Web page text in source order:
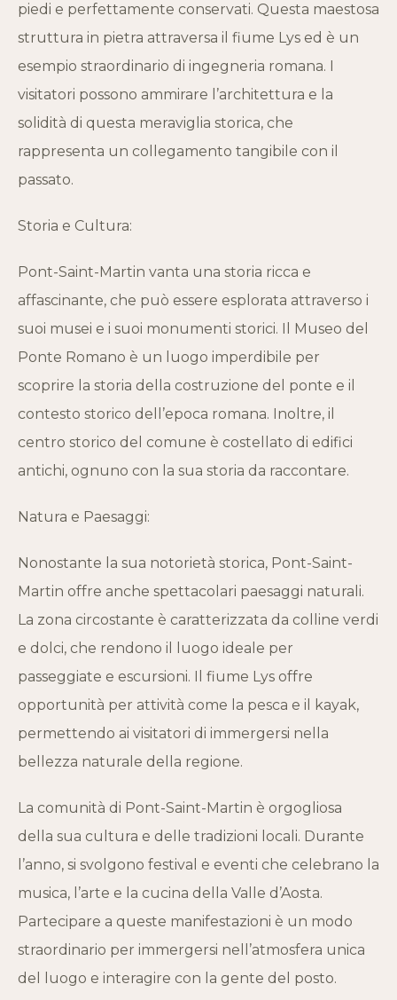
piedi e perfettamente conservati. Questa maestosa
struttura in pietra attraversa il fiume Lys ed è un
esempio straordinario di ingegneria romana. I
visitatori possono ammirare l’architettura e la
solidità di questa meraviglia storica, che
rappresenta un collegamento tangibile con il
passato.
Storia e Cultura:
Pont-Saint-Martin vanta una storia ricca e
affascinante, che può essere esplorata attraverso i
suoi musei e i suoi monumenti storici. Il Museo del
Ponte Romano è un luogo imperdibile per
scoprire la storia della costruzione del ponte e il
contesto storico dell’epoca romana. Inoltre, il
centro storico del comune è costellato di edifici
antichi, ognuno con la sua storia da raccontare.
Natura e Paesaggi:
Nonostante la sua notorietà storica, Pont-Saint-
Martin offre anche spettacolari paesaggi naturali.
La zona circostante è caratterizzata da colline verdi
e dolci, che rendono il luogo ideale per
passeggiate e escursioni. Il fiume Lys offre
opportunità per attività come la pesca e il kayak,
permettendo ai visitatori di immergersi nella
bellezza naturale della regione.
La comunità di Pont-Saint-Martin è orgogliosa
della sua cultura e delle tradizioni locali. Durante
l’anno, si svolgono festival e eventi che celebrano la
musica, l’arte e la cucina della Valle d’Aosta.
Partecipare a queste manifestazioni è un modo
straordinario per immergersi nell’atmosfera unica
del luogo e interagire con la gente del posto.